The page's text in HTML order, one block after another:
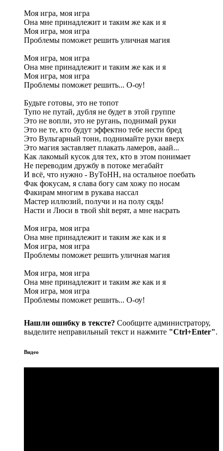
Моя игра, моя игра
Она мне принадлежит и таким же как и я
Моя игра, моя игра
Проблемы поможет решить уличная магия
Моя игра, моя игра
Она мне принадлежит и таким же как и я
Моя игра, моя игра
Проблемы поможет решить... О-оу!
Будьте готовы, это не топот
Тупо не путай, дубля не будет в этой группе
Это не вопли, это не ругань, поднимай руки
Это не те, кто будут эффектно тебе нести бред
Это Вульгарный тонн, поднимайте руки вверх
Это магия заставляет плакать ламеров, ааай...
Как лакомый кусок для тех, кто в этом понимает
Не переводим дружбу в потоке мегабайт
И всё, что нужно - ВуТоНН, на остальное поебать
Фак фокусам, я слава богу сам хожу по носам
Факирам многим в рукава нассал
Мастер иллюзий, получи и на полу сядь!
Насти и Люси в твой shit верят, а мне насрать
Моя игра, моя игра
Она мне принадлежит и таким же как и я
Моя игра, моя игра
Проблемы поможет решить уличная магия
Моя игра, моя игра
Она мне принадлежит и таким же как и я
Моя игра, моя игра
Проблемы поможет решить... О-оу!
Нашли ошибку в тексте? Сообщите администратору,
выделите неправильный текст и нажмите "Ctrl+Enter".
Видео